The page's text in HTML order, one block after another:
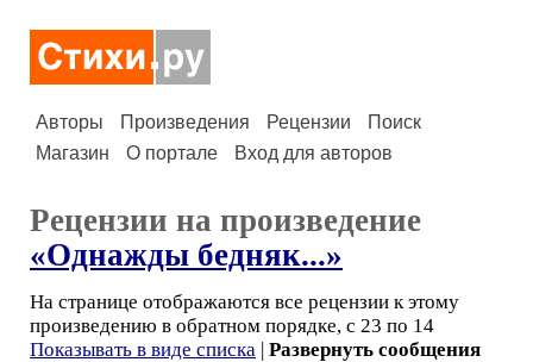
Авторы Произведения Рецензии
Поиск
Магазин
О портале Вход для авторов
Рецензии на произведение
«Однажды бедняк...»
На странице отображаются все рецензии к этому
произведению в обратном порядке, с 23 по 14
Показывать в виде списка | Развернуть сообщения